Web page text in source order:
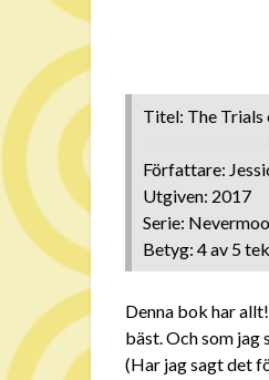
Titel: The
Författare:
Utgiven: 2017
Serie:
Betyg: 4 av 5
Denna bok har
bäst. Och som jag
(Har jag sagt det